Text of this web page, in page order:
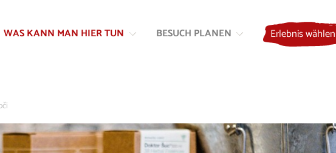
Inhalt
Navigation
WAS KANN MAN HIER TUN BESUCH PLANEN Erlebnis wählen